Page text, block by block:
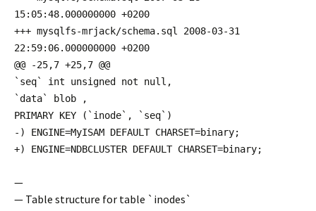
15:05:48.000000000 +0200
+++ mysqlfs-mrjack/schema.sql 2008-03-31
22:59:06.000000000 +0200
@@ -25,7 +25,7 @@
`seq` int unsigned not null,
`data` blob ,
PRIMARY KEY (`inode`, `seq`)
-) ENGINE=MyISAM DEFAULT CHARSET=binary;
+) ENGINE=NDBCLUSTER DEFAULT CHARSET=binary;
—
— Table structure for table `inodes`